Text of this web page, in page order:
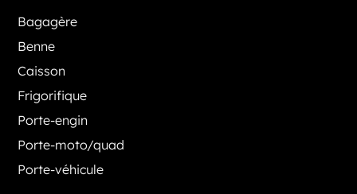
Bagagère
Benne
Caisson
Frigorifique
Porte-engin
Porte-moto/quad
Porte-véhicule